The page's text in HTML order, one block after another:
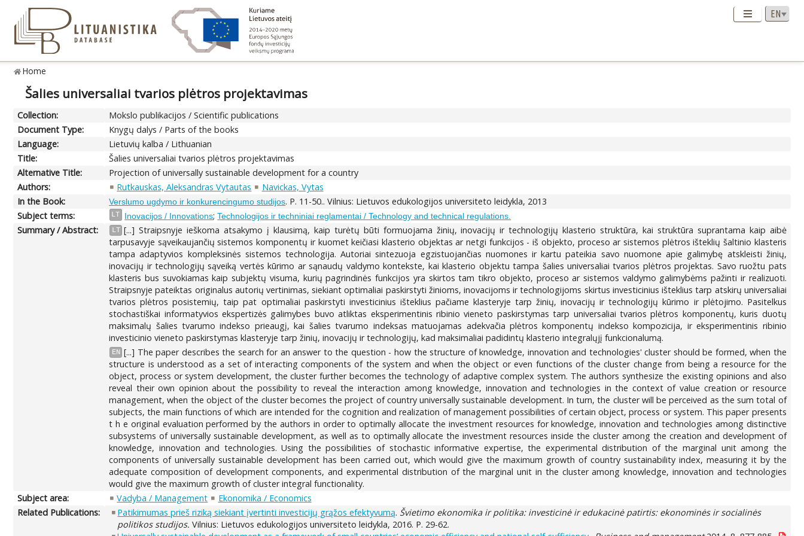
Home
Šalies universaliai tvarios plėtros projektavimas
Collection:
Mokslo publikacijos / Scientific publications
Document Type:
Knygų dalys / Parts of the books
Language:
Lietuvių kalba / Lithuanian
Title:
Šalies universaliai tvarios plėtros projektavimas
Alternative Title:
Projection of universally sustainable development for a country
Authors:
Rutkauskas, Aleksandras Vytautas
Navickas, Vytas
In the Book:
Verslumo ugdymo ir konkurencingumo studijos. P. 11-50.. Vilnius: Lietuvos edukologijos universiteto leidykla, 2013
Subject terms:
LT Inovacijos / Innovations;Technologijos ir techniniai reglamentai / Technology and technical regulations.
Summary / Abstract: LT [...] Straipsnyje ieškoma atsakymo į klausimą, kaip turėtų būti formuojama žinių, inovacijų ir technologijų klasterio struktūra, kai struktūra suprantama kaip aibė
tarpusavyje sąveikaujančių sistemos komponentų ir kuomet keičiasi klasterio objektas ar netgi funkcijos - iš objekto, proceso ar sistemos plėtros išteklių šaltinio klasteris
tampa adaptyvios kompleksinės sistemos technologija. Autoriai sintezuoja egzistuojančias nuomones ir kartu pateikia savo nuomone apie galimybę atskleisti žinių,
inovacijų ir technologijų sąveiką vertės kūrimo ar sąnaudų valdymo kontekste, kai klasterio objektu tampa šalies universaliai tvarios plėtros projektas. Savo ruožtu pats
klasteris bus suvokiamas kaip subjektų visuma, kurių pagrindinės funkcijos yra skirtos tam tikro objekto, proceso ar sistemos valdymo galimybėms pažinti ir realizuoti.
Straipsnyje pateiktas originalus autorių vertinimas, siekiant optimaliai paskirstyti žinioms, inovacijoms ir technologijoms skirtus investicinius išteklius tarp atskirų universaliai
tvarios plėtros posistemių, taip pat optimaliai paskirstyti investicinius išteklius pačiame klasteryje tarp žinių, inovacijų ir technologijų kūrimo ir plėtojimo. Pasitelkus
stochastiškai informatyvios ekspertizės galimybes buvo atliktas eksperimentinis ribinio vieneto paskirstymas tarp universaliai tvarios plėtros komponentų, kuris duotų
maksimalų šalies tvarumo indekso prieaugį, kai šalies tvarumo indeksas matuojamas adekvačia plėtros komponentų indekso kompozicija, ir eksperimentinis ribinio
investicinio vieneto paskirstymas klasteryje tarp žinių, inovacijų ir technologijų, kad maksimaliai padidintų klasterio integralųjį funkcionalumą.
EN [...] The paper describes the search for an answer to the question - how the structure of knowledge, innovation and technologies' cluster should be formed, when the
structure is understood as a set of interacting components of the system and when the object or even functions of the cluster change from being a resource for the
object, process or system development, the cluster further becomes the technology of adaptive complex system. The authors synthesize the existing opinions and also
reveal their own opinion about the possibility to reveal the interaction among knowledge, innovation and technologies in the context of value creation or resource
management, when the object of the cluster becomes the project of country universally sustainable development. In turn, the cluster will be perceived as the sum total of
subjects, the main functions of which are intended for the cognition and realization of management possibilities of certain object, process or system. This paper presents
t h e original evaluation performed by the authors in order to optimally allocate the investment resources for knowledge, innovation and technologies among distinctive
subsystems of universally sustainable development, as well as to optimally allocate the investment resources inside the cluster among the creation and development of
knowledge, innovation and technologies. Using the possibilities of stochastic informative expertise, the experimental distribution of the marginal unit among the
components of universally sustainable development has been carried out, which would give the maximum growth of country sustainability index, measuring it by the
adequate composition of development components, and experimental distribution of the marginal unit in the cluster among knowledge, innovation and technologies
would give the maximum growth of cluster integral functionality.
Subject area:
Vadyba / Management
Ekonomika / Economics
Related Publications:
Patikimumas prieš riziką siekiant įvertinti investicijų grąžos efektyvumą. Švietimo ekonomika ir politika: investicinė ir edukacinė patirtis: ekonominės ir socialinės
politikos studijos. Vilnius: Lietuvos edukologijos universiteto leidykla, 2016. P. 29-62.